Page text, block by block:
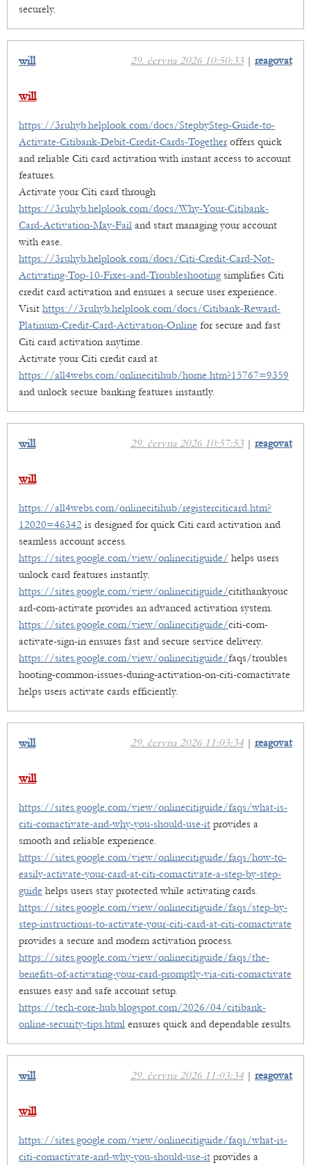
securely.
29. června 2026 10:50:33 | reagovat
will
will
https://3ruhyb.helplook.com/docs/StepbyStep-Guide-to-
Activate-Citibank-Debit-Credit-Cards-Togetheroffers quick
and reliable Citi card activation with instant access to account
features.
Activate your Citi card through
https://3ruhyb.helplook.com/docs/Why-Your-Citibank-
Card-Activation-May-Fail and start managing your account
with ease.
https://3ruhyb.helplook.com/docs/Citi-Credit-Card-Not-
Activating-Top-10-Fixes-and-Troubleshootingsimplifies Citi
credit card activation and ensures a secure user experience.
Visit https://3ruhyb.helplook.com/docs/Citibank-Reward-
Platinum-Credit-Card-Activation-Online for secure and fast
Citi card activation anytime.
Activate your Citi credit card at
https://all4webs.com/onlinecitihub/home.htm?15767=9359
and unlock secure banking features instantly.
29. června 2026 10:57:53 | reagovat
will
will
https://all4webs.com/onlinecitihub/registerciticard.htm?
12020=46342 is designed for quick Citi card activation and
seamless account access.
https://sites.google.com/view/onlinecitiguide/ helps users
unlock card features instantly.
https://sites.google.com/view/onlinecitiguide/citithankyouc
ard-com-activate provides an advanced activation system.
https://sites.google.com/view/onlinecitiguide/citi-com-
activate-sign-in ensures fast and secure service delivery.
https://sites.google.com/view/onlinecitiguide/faqs/troubles
hooting-common-issues-during-activation-on-citi-comactivate
helps users activate cards efficiently.
29. června 2026 11:03:34 | reagovat
will
will
https://sites.google.com/view/onlinecitiguide/faqs/what-is-
citi-comactivate-and-why-you-should-use-it provides a
smooth and reliable experience.
https://sites.google.com/view/onlinecitiguide/faqs/how-to-
easily-activate-your-card-at-citi-comactivate-a-step-by-step-
guide helps users stay protected while activating cards.
https://sites.google.com/view/onlinecitiguide/faqs/step-by-
step-instructions-to-activate-your-citi-card-at-citi-comactivate
provides a secure and modern activation process.
https://sites.google.com/view/onlinecitiguide/faqs/the-
benefits-of-activating-your-card-promptly-via-citi-comactivate
ensures easy and safe account setup.
https://tech-core-hub.blogspot.com/2026/04/citibank-
online-security-tips.html ensures quick and dependable results.
29. června 2026 11:03:34 | reagovat
will
will
https://sites.google.com/view/onlinecitiguide/faqs/what-is-
citi-comactivate-and-why-you-should-use-it provides a